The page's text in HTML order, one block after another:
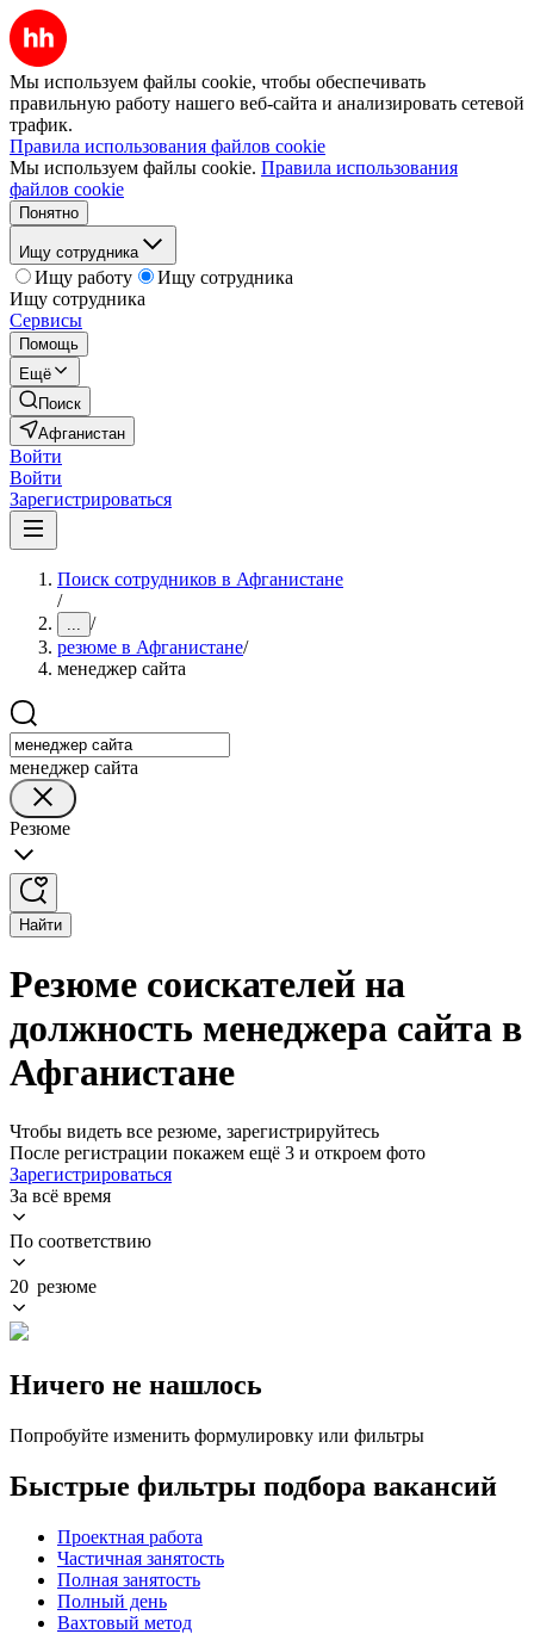
Мы используем файлы cookie, чтобы обеспечивать
правильную работу нашего веб-сайта и анализировать сетевой
трафик.
Правила использования файлов cookie
Мы используем файлы cookie. Правила использования
файлов cookie
Понятно
Ищу сотрудника
Ищу работу
Ищу сотрудника
Ищу сотрудника
Сервисы
Помощь
Ещё
Поиск
Афганистан
Войти
Войти
Зарегистрироваться
Поиск сотрудников в Афганистане
/
... /
резюме в Афганистане/
менеджер сайта
менеджер сайта
Резюме
Найти
Резюме соискателей на
должность менеджера сайта в
Афганистане
Чтобы видеть все резюме, зарегистрируйтесь
После регистрации покажем ещё 3 и откроем фото
Зарегистрироваться
За всё время
По соответствию
20 резюме
Ничего не нашлось
Попробуйте изменить формулировку или фильтры
Быстрые фильтры подбора вакансий
Проектная работа
Частичная занятость
Полная занятость
Полный день
Вахтовый метод